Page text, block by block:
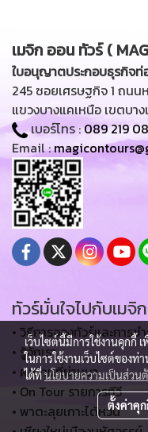
เมจิก ออน ทัวร์ (
ใบอนุญาตประกอบธุรกิจท่
245 ซอยเศรษฐกิจ 1 ถน
แขวงบางแคเหนือ เขตบา
เบอร์โทร :089 219
Email :
ทัวร์มั่นใจไปกับเมจิ
• วิธีการจองทัวร์และการชำ
• รู้จักเรา
• ผลงานที่ผ่านมา
• On Tour รายการทีวี
• พาตะลุยเกาะไต้หวัน
เว็บไซต์นี้มีการใช้งานคุกกี้
ในการใช้งานเว็บไซต์ของท่
ได้ที่นโยบายความเป็นส่วน
ตั้งค่าคุ